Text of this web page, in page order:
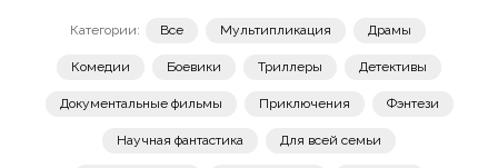
Категории: Все Мультипликация Драмы
Комедии Боевики Триллеры Детективы
Документальные фильмы Приключения Фэнтези
Научная фантастика Для всей семьи